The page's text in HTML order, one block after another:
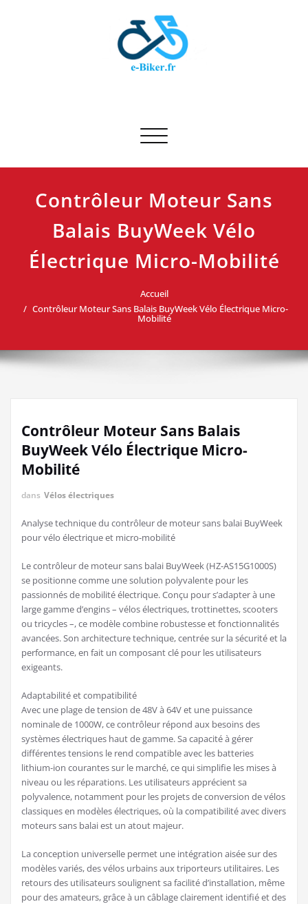
Afficher/masquer la navigation
Contrôleur Moteur Sans
Balais BuyWeek Vélo
Électrique Micro-Mobilité
Accueil
Contrôleur Moteur Sans Balais BuyWeek Vélo Électrique Micro-
Mobilité
Contrôleur Moteur Sans Balais
BuyWeek Vélo Électrique Micro-
Mobilité
dans Vélos électriques
Analyse technique du contrôleur de moteur sans balai BuyWeek
pour vélo électrique et micro-mobilité
Le contrôleur de moteur sans balai BuyWeek (HZ-AS15G1000S)
se positionne comme une solution polyvalente pour les
passionnés de mobilité électrique. Conçu pour s’adapter à une
large gamme d’engins – vélos électriques, trottinettes, scooters
ou tricycles –, ce modèle combine robustesse et fonctionnalités
avancées. Son architecture technique, centrée sur la sécurité et la
performance, en fait un composant clé pour les utilisateurs
exigeants.
Adaptabilité et compatibilité
Avec une plage de tension de 48V à 64V et une puissance
nominale de 1000W, ce contrôleur répond aux besoins des
systèmes électriques haut de gamme. Sa capacité à gérer
différentes tensions le rend compatible avec les batteries
lithium-ion courantes sur le marché, ce qui simplifie les mises à
niveau ou les réparations. Les utilisateurs apprécient sa
polyvalence, notamment pour les projets de conversion de vélos
classiques en modèles électriques, où la compatibilité avec divers
moteurs sans balai est un atout majeur.
La conception universelle permet une intégration aisée sur des
modèles variés, des vélos urbains aux triporteurs utilitaires. Les
retours des utilisateurs soulignent sa facilité d’installation, même
pour des amateurs, grâce à un câblage clairement identifié et des